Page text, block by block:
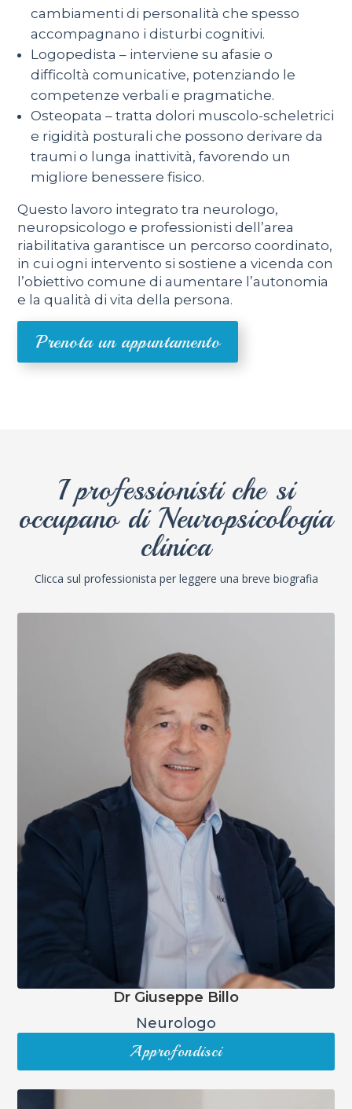
cambiamenti di personalità che spesso
accompagnano i disturbi cognitivi.
Logopedista – interviene su afasie o
difficoltà comunicative, potenziando le
competenze verbali e pragmatiche.
Osteopata – tratta dolori muscolo-scheletrici
e rigidità posturali che possono derivare da
traumi o lunga inattività, favorendo un
migliore benessere fisico.
Questo lavoro integrato tra neurologo,
neuropsicologo e professionisti dell’area
riabilitativa garantisce un percorso coordinato,
in cui ogni intervento si sostiene a vicenda con
l’obiettivo comune di aumentare l’autonomia
e la qualità di vita della persona.
Prenota un appuntamento
I professionisti che si
occupano di Neuropsicologia
clinica
Clicca sul professionista per leggere una breve biografia
Dr Giuseppe Billo
Neurologo
Approfondisci